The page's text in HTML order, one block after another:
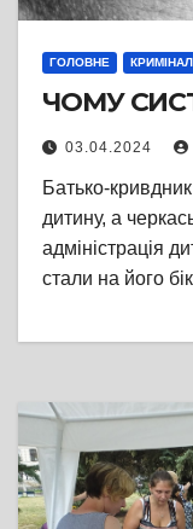
ГОЛОВНЕ КРИМІНАЛ
ЧОМУ
03.04.2024
Батько-
дитину, а
адміністрація
стали на його